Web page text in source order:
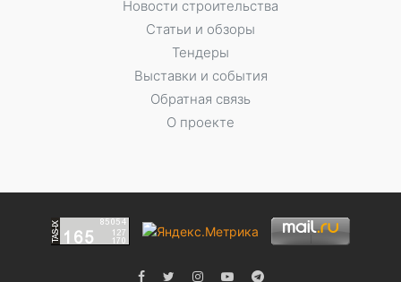
Новости строительства
Статьи и обзоры
Тендеры
Выставки и события
Обратная связь
О проекте